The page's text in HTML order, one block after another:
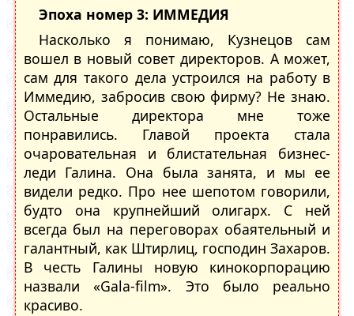
Эпоха номер 3: ИММЕДИЯ
Насколько я понимаю, Кузнецов сам
вошел в новый совет директоров. А может,
сам для такого дела устроился на работу в
Иммедию, забросив свою фирму? Не знаю.
Остальные директора мне тоже
понравились. Главой проекта стала
очаровательная и блистательная бизнес-
леди Галина. Она была занята, и мы ее
видели редко. Про нее шепотом говорили,
будто она крупнейший олигарх. С ней
всегда был на переговорах обаятельный и
галантный, как Штирлиц, господин Захаров.
В честь Галины новую кинокорпорацию
назвали «Gala-film». Это было реально
красиво.